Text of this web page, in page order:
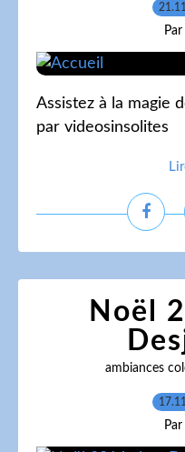
Assistez à la magie
par videosinsolites
Noël
ambiances